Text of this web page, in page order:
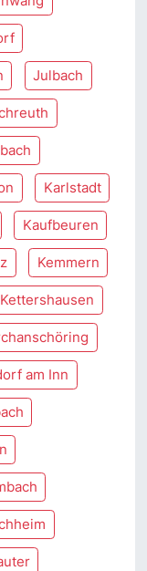
Julbach
Karlstadt
Kaufbeuren
Kemmern
Kettershausen
am Inn